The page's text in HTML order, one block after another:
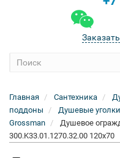
Главная Сантехника
поддоны
Душевые
Grossman
Душевое
300.K33.01.1270.32.00 120x70